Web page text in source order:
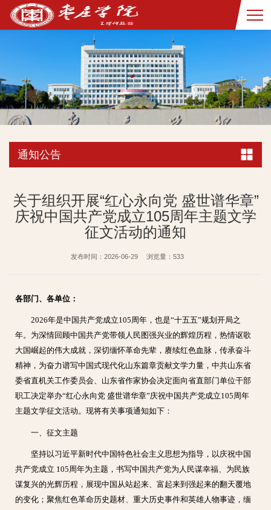
通知公告
关于组织开展“红心永向党 盛世谱华章”
庆祝中国共产党成立105周年主题文学
征文活动的通知
发布时间：2026-06-29 浏览量： 533
各部门、各单位：
2026年是中国共产党成立105周年，也是“十五五”规划开局之
年。为深情回顾中国共产党带领人民图强兴业的辉煌历程，热情讴歌
大国崛起的伟大成就，深切缅怀革命先辈，赓续红色血脉，传承奋斗
精神，为奋力谱写中国式现代化山东篇章贡献文学力量，中共山东省
委省直机关工作委员会、山东省作家协会决定面向省直部门单位干部
职工决定举办“红心永向党 盛世谱华章”庆祝中国共产党成立105周年
主题文学征文活动。现将有关事项通知如下：
一、征文主题
坚持以习近平新时代中国特色社会主义思想为指导，以庆祝中国
共产党成立 105周年为主题，书写中国共产党为人民谋幸福、为民族
谋复兴的光辉历程，展现中国从站起来、富起来到强起来的翻天覆地
的变化；聚焦红色革命历史题材、重大历史事件和英雄人物事迹，缅